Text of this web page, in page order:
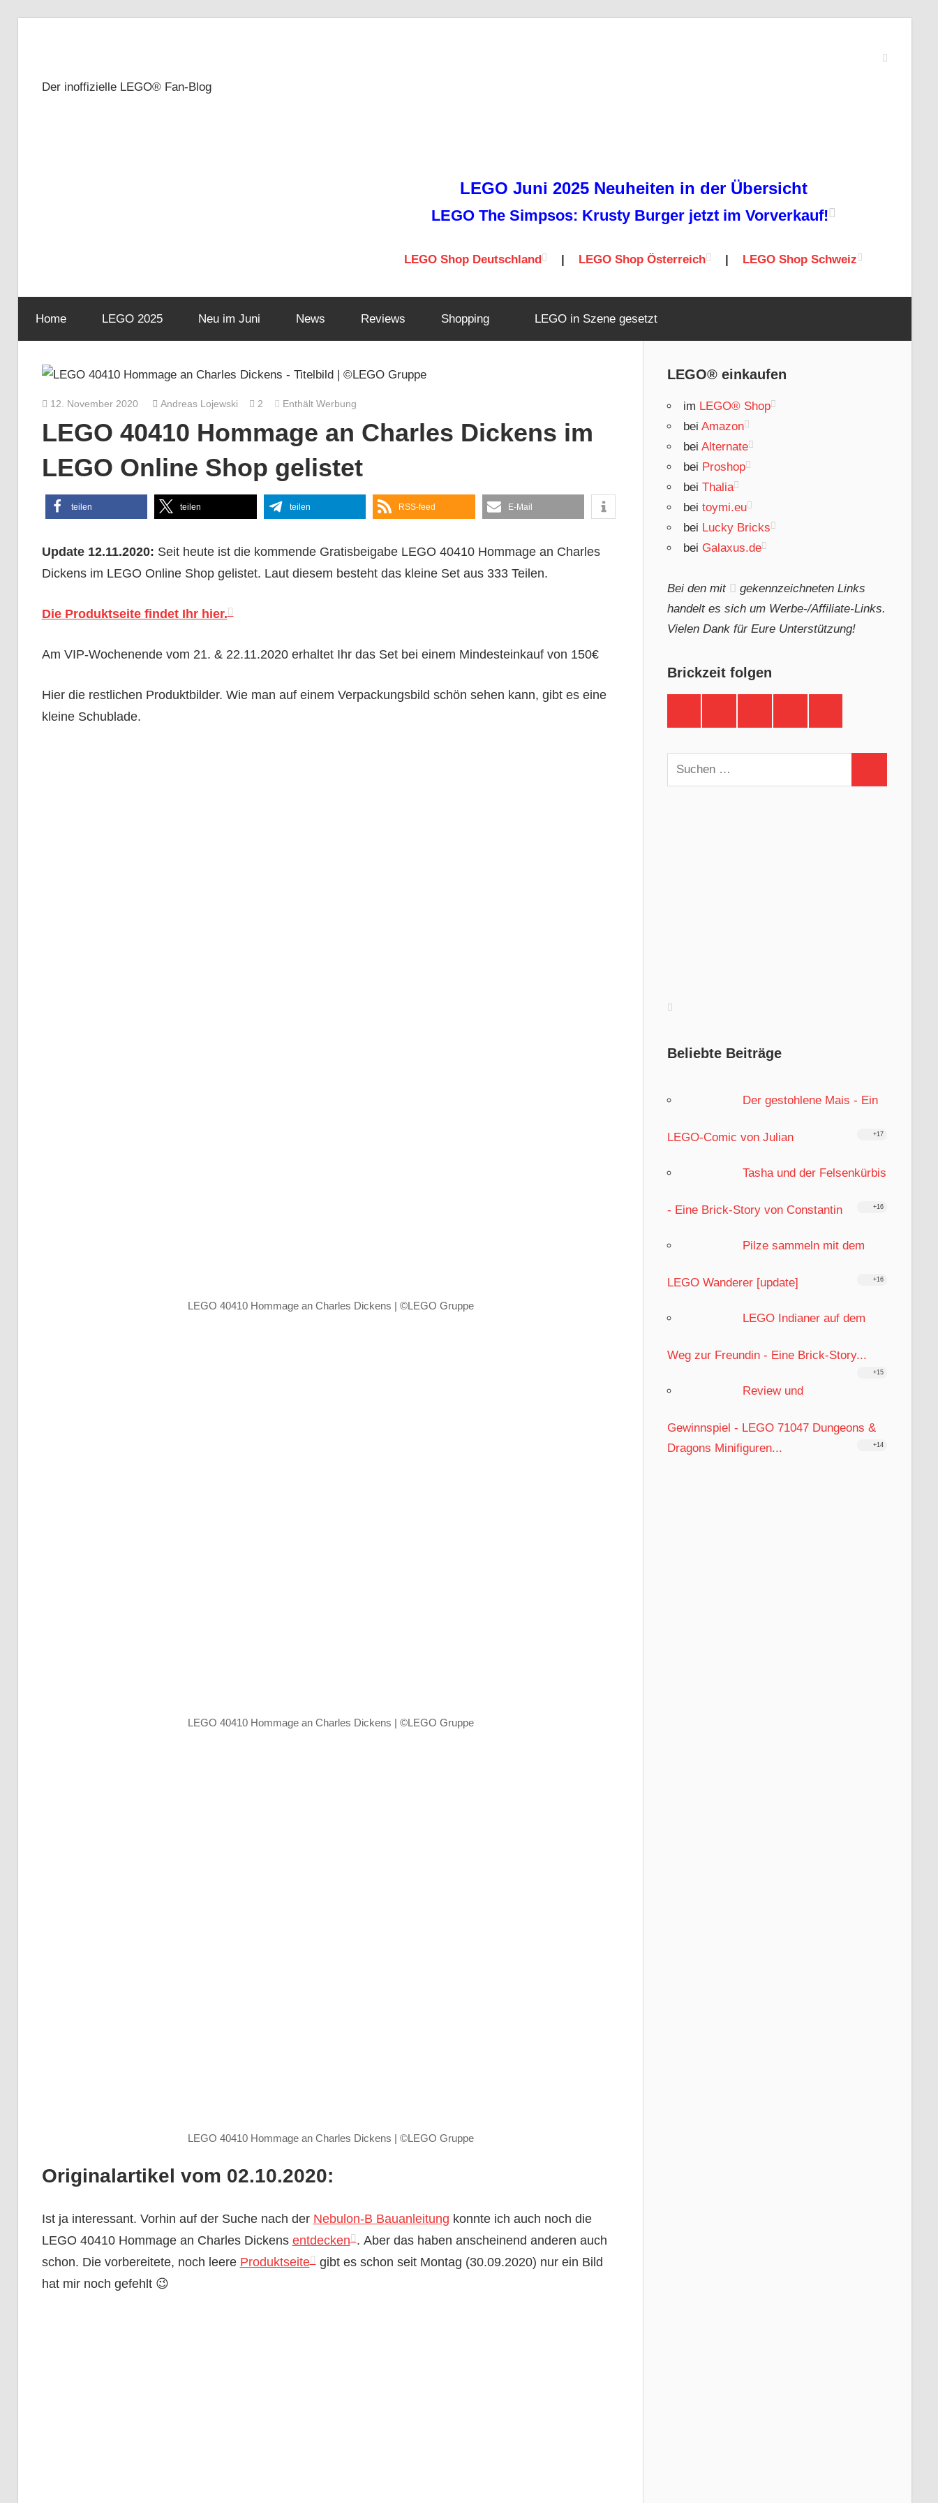
Der inoffizielle LEGO® Fan-Blog
LEGO Juni 2025 Neuheiten in der Übersicht
LEGO The Simpsos: Krusty Burger jetzt im Vorverkauf!
LEGO Shop Deutschland LEGO Shop Österreich LEGO Shop Schweiz
Home LEGO 2025 Neu im Juni News Reviews Shopping LEGO in Szene gesetzt
12. November 2020 Andreas Lojewski 2 Enthält Werbung
LEGO 40410 Hommage an Charles Dickens im
LEGO Online Shop gelistet
teilen teilen teilen RSS-feed E-Mail
Update 12.11.2020: Seit heute ist die kommende Gratisbeigabe LEGO 40410 Hommage an Charles
Dickens im LEGO Online Shop gelistet. Laut diesem besteht das kleine Set aus 333 Teilen.
Die Produktseite findet Ihr hier.
Am VIP-Wochenende vom 21. & 22.11.2020 erhaltet Ihr das Set bei einem Mindesteinkauf von 150€
Hier die restlichen Produktbilder. Wie man auf einem Verpackungsbild schön sehen kann, gibt es eine
kleine Schublade.
LEGO 40410 Hommage an Charles Dickens | ©LEGO Gruppe
LEGO 40410 Hommage an Charles Dickens | ©LEGO Gruppe
LEGO 40410 Hommage an Charles Dickens | ©LEGO Gruppe
Originalartikel vom 02.10.2020:
Ist ja interessant. Vorhin auf der Suche nach der Nebulon-B Bauanleitung konnte ich auch noch die
LEGO 40410 Hommage an Charles Dickens entdecken . Aber das haben anscheinend anderen auch
schon. Die vorbereitete, noch leere Produktseite gibt es schon seit Montag (30.09.2020) nur ein Bild
hat mir noch gefehlt 😉
LEGO® einkaufen
im LEGO® Shop
bei Amazon
bei Alternate
bei Proshop
bei Thalia
bei toymi.eu
bei Lucky Bricks
bei Galaxus.de
Bei den mit
gekennzeichneten Links
handelt es sich um Werbe-/Affiliate-Links.
Vielen Dank für Eure Unterstützung!
Brickzeit folgen
Suchen
nach:
Beliebte Beiträge
Der gestohlene Mais - Ein
LEGO-Comic von Julian +17
Tasha und der Felsenkürbis
- Eine Brick-Story von Constantin +16
Pilze sammeln mit dem
LEGO Wanderer [update] +16
LEGO Indianer auf dem
Weg zur Freundin - Eine Brick-Story...
+15
Review und
Gewinnspiel - LEGO 71047 Dungeons &
Dragons Minifiguren...
+14